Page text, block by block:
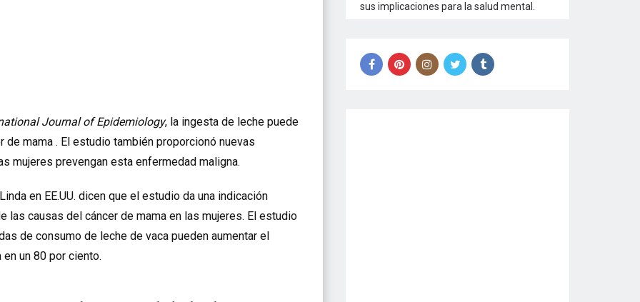
Journal of Epidemiology, la ingesta de leche puede
mama . El estudio también proporcionó nuevas
mujeres prevengan esta enfermedad maligna.
en EE.UU. dicen que el estudio da una indicación
las causas del cáncer de mama en las mujeres. El estudio
de consumo de leche de vaca pueden aumentar el
un 80 por ciento.
sus implicaciones para la salud mental.